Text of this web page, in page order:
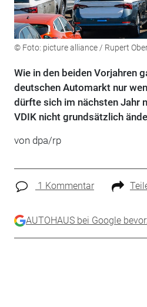
© Foto: picture alliance / Rupert
Wie in den beiden Vorjahren
deutschen Automarkt nur
dürfte sich im nächsten Jahr
VDIK nicht grundsätzlich
von dpa/rp
1 Kommentar
AUTOHAUS bei Google